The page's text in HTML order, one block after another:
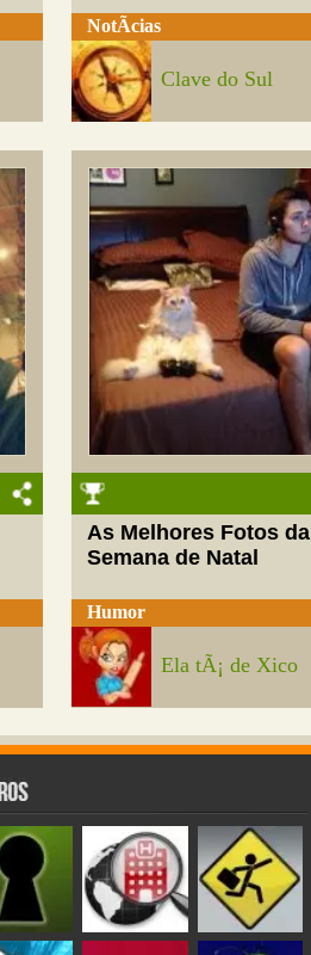
NotÃ­cias
Clave do Sul
As Melhores Fotos da
Semana de Natal
Humor
Ela tÃ¡ de Xico